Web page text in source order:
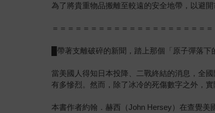
為了將貴重物品搬離至較遠的安全地帶，以避
＝＝＝＝＝＝＝＝＝＝＝＝＝＝＝＝＝＝＝＝＝
█帶著支離破碎的新聞，踏上那個「原子彈落下
當美國人得知日本投降、二戰終結的消息，全
有多慘烈。然而，除了冰冷的死傷數字之外，
本書作者約翰．赫西（John Hersey）在查覺